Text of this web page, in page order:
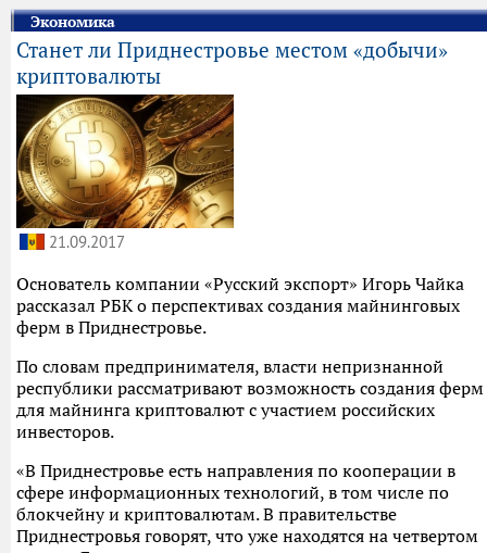
Экономика
Станет ли Приднестровье местом «добычи»
криптовалюты
21.09.2017
Основатель компании «Русский экспорт» Игорь Чайка
рассказал РБК о перспективах создания майнинговых
ферм в Приднестровье.
По словам предпринимателя, власти непризнанной
республики рассматривают возможность создания ферм
для майнинга криптовалют с участием российских
инвесторов.
«В Приднестровье есть направления по кооперации в
сфере информационных технологий, в том числе по
блокчейну и криптовалютам. В правительстве
Приднестровья говорят, что уже находятся на четвертом